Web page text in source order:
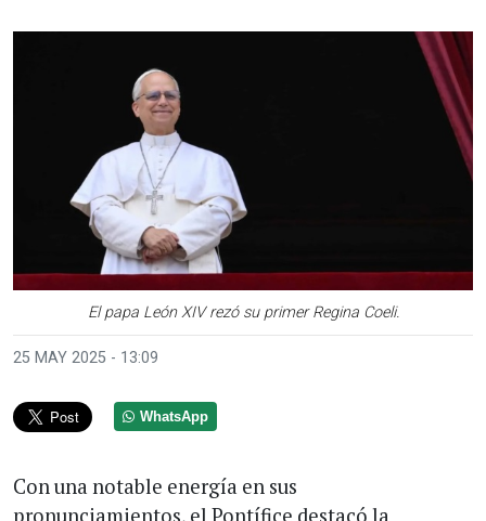
El papa León XIV rezó su primer Regina Coeli.
25 MAY 2025 - 13:09
WhatsApp
Con una notable energía en sus
pronunciamientos, el Pontífice destacó la